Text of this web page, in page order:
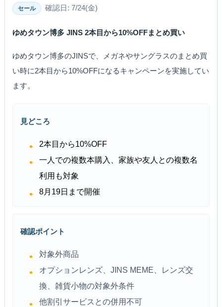
セール 確認日: 7/24(金)
ゆめタウン博多 JINS 2本目から10%OFFまとめ買い
ゆめタウン博多のJINSで、メガネやサングラスのまとめ買
い時に2本目から10%OFFになるキャンペーンを実施してい
ます。
見どころ
2本目から10%OFF
一人での複数本購入、家族や友人との複数名
利用も対象
8月19日まで開催
確認ポイント
対象外商品
オプションレンズ、JINS MEME、レンズ交
換、雑貨小物の対象外条件
他割引サービスとの併用不可